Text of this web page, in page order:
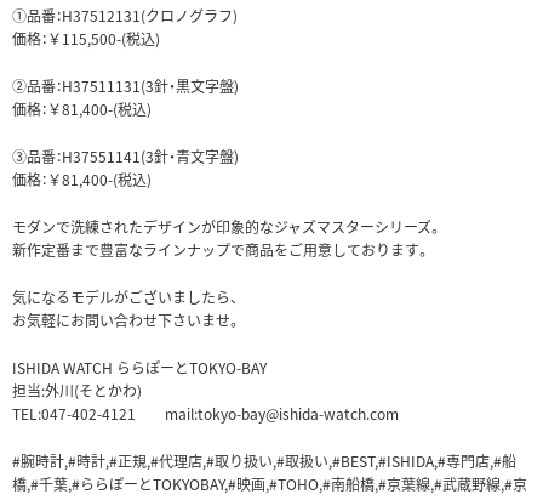
①品番：H37512131(クロノグラフ)
価格：￥115,500-(税込)
②品番：H37511131(3針・黒文字盤)
価格：￥81,400-(税込)
③品番：H37551141(3針・青文字盤)
価格：￥81,400-(税込)
モダンで洗練されたデザインが印象的なジャズマスターシリーズ。
新作定番まで豊富なラインナップで商品をご用意しております。
気になるモデルがございましたら、
お気軽にお問い合わせ下さいませ。
ISHIDA WATCH ららぽーとTOKYO-BAY
担当:外川(そとかわ)
TEL:047-402-4121 mail:tokyo-bay@ishida-watch.com
#腕時計,#時計,#正規,#代理店,#取り扱い,#取扱い,#BEST,#ISHIDA,#専門店,#船
橋,#千葉,#ららぽーとTOKYOBAY,#映画,#TOHO,#南船橋,#京葉線,#武蔵野線,#京